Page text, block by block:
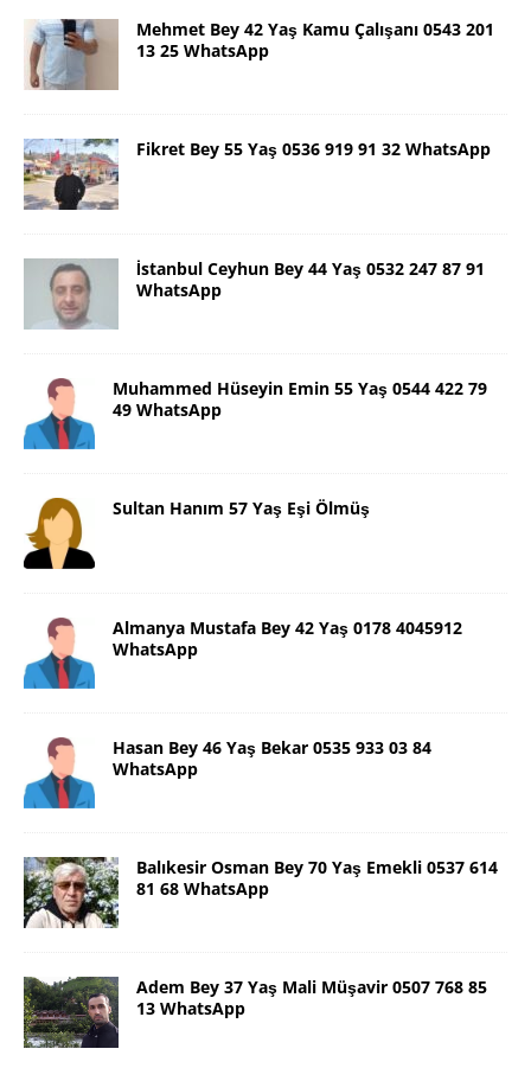
Mehmet Bey 42 Yaş Kamu Çalışanı 0543 201
13 25 WhatsApp
Fikret Bey 55 Yaş 0536 919 91 32 WhatsApp
İstanbul Ceyhun Bey 44 Yaş 0532 247 87 91
WhatsApp
Muhammed Hüseyin Emin 55 Yaş 0544 422 79
49 WhatsApp
Sultan Hanım 57 Yaş Eşi Ölmüş
Almanya Mustafa Bey 42 Yaş 0178 4045912
WhatsApp
Hasan Bey 46 Yaş Bekar 0535 933 03 84
WhatsApp
Balıkesir Osman Bey 70 Yaş Emekli 0537 614
81 68 WhatsApp
Adem Bey 37 Yaş Mali Müşavir 0507 768 85
13 WhatsApp